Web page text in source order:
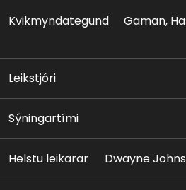
Kvikmyndategund
Gaman,
Leikstjóri
Sýningartími
Helstu leikarar Dwayne